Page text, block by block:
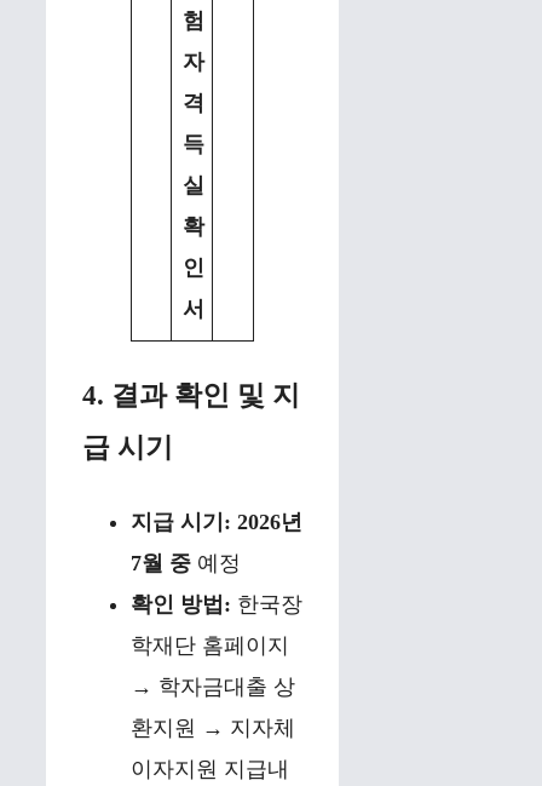
험
자
격
득
실
확
인
서
4. 결과 확인 및 지
급 시기
지급 시기: 2026년
7월 중 예정
확인 방법: 한국장
학재단 홈페이지
→ 학자금대출 상
환지원 → 지자체
이자지원 지급내